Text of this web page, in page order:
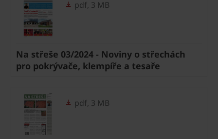
pdf, 3 MB
Na střeše 03/2024 - Noviny o střechách
pro pokrývače, klempíře a tesaře
pdf, 3 MB